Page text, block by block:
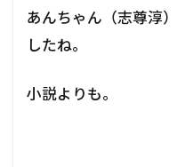
あんちゃん（志尊淳
したね。
小説よりも。